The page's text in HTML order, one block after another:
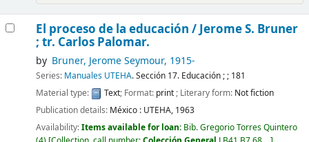
El proceso de la educación /Jerome S. Bruner
; tr. Carlos Palomar.
by Bruner, Jerome Seymour, 1915-
Series: Manuales UTEHA. Sección 17. Educación ; ; 181
Material type:
Text; Format: print; Literary form: Not fiction
Publication details: México : UTEHA, 1963
Availability:Items available for loan: Bib. Gregorio Torres Quintero